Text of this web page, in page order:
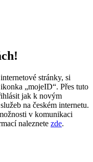
stránky, si
„mojeID“. Přes tuto
jak k novým
na českém internetu.
v komunikaci
naleznete zde.